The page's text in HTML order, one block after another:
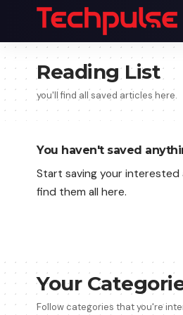
Reading List
you'll find all saved articles here.
You haven't saved
Start saving your
find them all here.
Your
Follow categories that you're